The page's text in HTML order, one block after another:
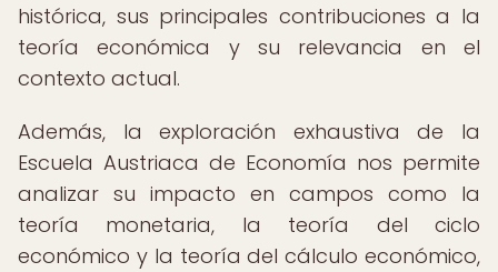
histórica, sus principales contribuciones a la
teoría económica y su relevancia en el
contexto actual.
Además, la exploración exhaustiva de la
Escuela Austriaca de Economía nos permite
analizar su impacto en campos como la
teoría monetaria, la teoría del ciclo
económico y la teoría del cálculo económico,